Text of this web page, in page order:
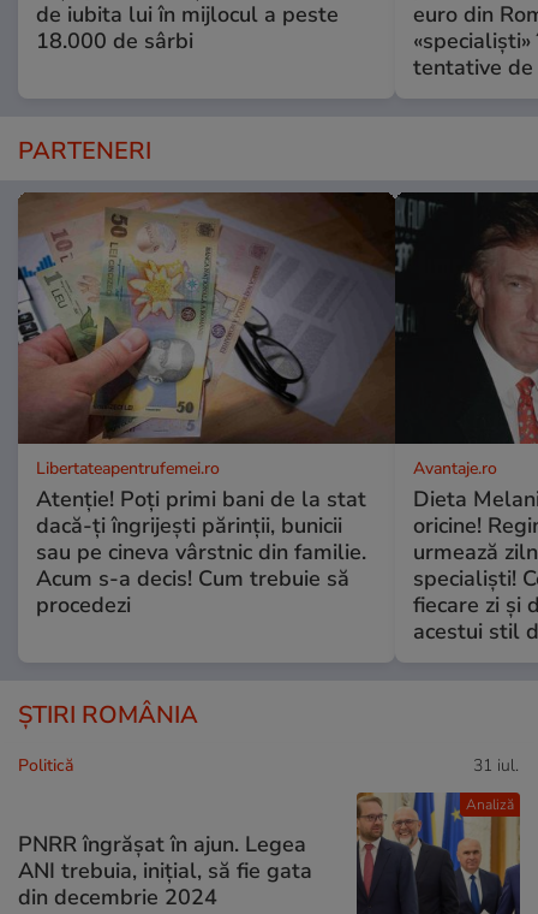
de iubita lui în mijlocul a peste
18.000 de sârbi
euro din
tentative de
PARTENERI
Libertateapentrufemei.ro
Atenție! Poți primi bani de la stat
dacă-ți îngrijești părinții, bunicii
sau pe cineva vârstnic din familie.
Acum s-a decis! Cum trebuie să
procedezi
Avantaje.ro
Dieta
oricine!
urmează
specialiști!
fiecare zi și
acestui stil
ȘTIRI ROMÂNIA
Analiză
Politică 31 iul.
PNRR îngrășat în ajun. Legea
ANI trebuia, inițial, să fie gata
din decembrie 2024